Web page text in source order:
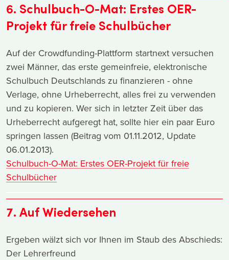
6. Schulbuch-O-Mat: Erstes OER-
Projekt für freie Schulbücher
Auf der Crowdfunding-Plattform startnext versuchen
zwei Männer, das erste gemeinfreie, elektronische
Schulbuch Deutschlands zu finanzieren - ohne
Verlage, ohne Urheberrecht, alles frei zu verwenden
und zu kopieren. Wer sich in letzter Zeit über das
Urheberrecht aufgeregt hat, sollte hier ein paar Euro
springen lassen (Beitrag vom 01.11.2012, Update
06.01.2013).
Schulbuch-O-Mat: Erstes OER-Projekt für freie
Schulbücher
7. Auf Wiedersehen
Ergeben wälzt sich vor Ihnen im Staub des Abschieds:
Der Lehrerfreund